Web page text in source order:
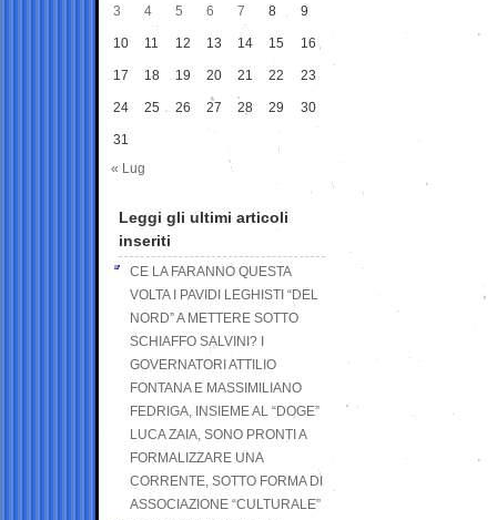
3 4 5 6 7 8 9
10 11 12 13 14 15 16
17 18 19 20 21 22 23
24 25 26 27 28 29 30
31
« Lug
Leggi gli ultimi articoli
inseriti
CE LA FARANNO QUESTA
VOLTA I PAVIDI LEGHISTI “DEL
NORD” A METTERE SOTTO
SCHIAFFO SALVINI? I
GOVERNATORI ATTILIO
FONTANA E MASSIMILIANO
FEDRIGA, INSIEME AL “DOGE”
LUCA ZAIA, SONO PRONTI A
FORMALIZZARE UNA
CORRENTE, SOTTO FORMA DI
ASSOCIAZIONE “CULTURALE”